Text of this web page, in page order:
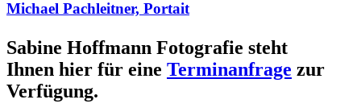
Michael Pachleitner, Portait
Sabine Hoffmann Fotografie steht
Ihnen hier für eine Terminanfrage zur
Verfügung.